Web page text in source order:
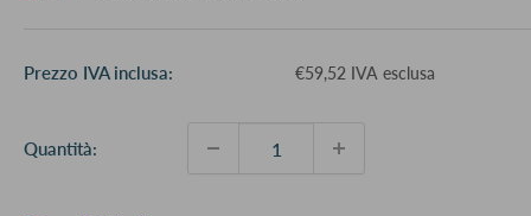
Prezzo IVA inclusa: €59,52 IVA esclusa
Quantità: